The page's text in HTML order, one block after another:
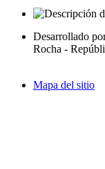
Desarrollado
Rocha -
Mapa del sitio